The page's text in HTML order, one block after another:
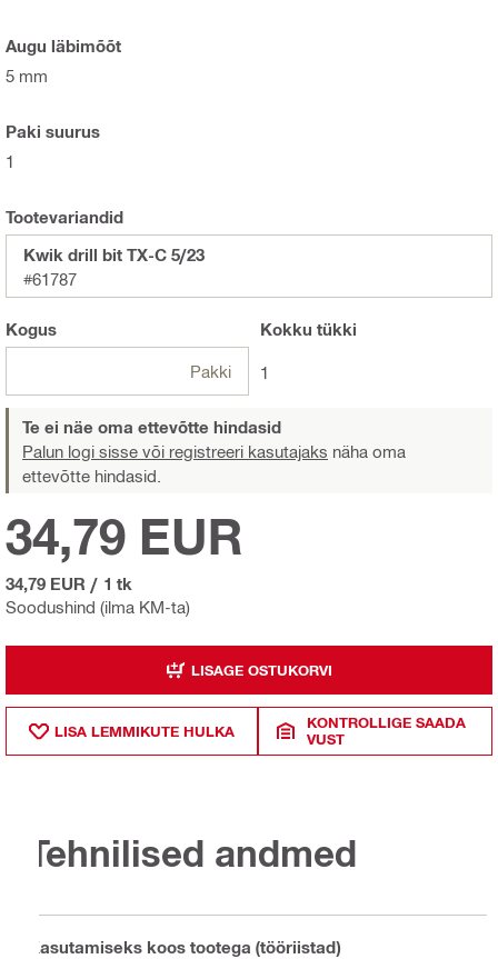
Augu läbimõõt
5 mm
Paki suurus
1
Tootevariandid
Kwik drill bit TX-C 5/23
#61787
Kogus
Pakki
Kokku tükki
1
Te ei näe oma ettevõtte hindasid
Palun logi sisse või registreeri kasutajaks näha oma
ettevõtte hindasid.
Soodushind (ilma KM-ta)
34,79 EUR
34,79 EUR / 1 tk
LISAGE OSTUKORVI
LISA LEMMIKUTE HULKA
KONTROLLIGE SAADA
VUST
Tehnilised andmed
Kasutamiseks koos tootega (tööriistad)